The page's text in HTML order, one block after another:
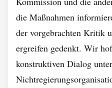
die Maßnahmen
der vorgebrachten Kritik
ergreifen gedenkt. Wir
konstruktiven Dialog